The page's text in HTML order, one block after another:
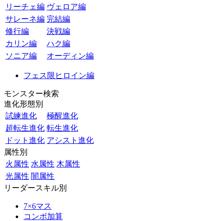
リーチェ編 ヴェロア編
サレーネ編 完結編
修行編
決戦編
カリン編
ハク編
ソニア編
オーディン編
フェス限ヒロイン編
モンスター検索
進化形態別
試練進化
極醒進化
超転生進化 転生進化
ドット進化 アシスト進化
属性別
火属性 水属性 木属性
光属性 闇属性
リーダースキル別
7×6マス
コンボ加算